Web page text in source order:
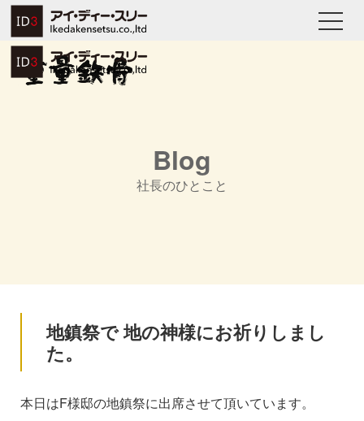
Blog
社長のひとこと
地鎮祭で 地の神様にお祈りしまし
た。
本日はF様邸の地鎮祭に出席させて頂いています。